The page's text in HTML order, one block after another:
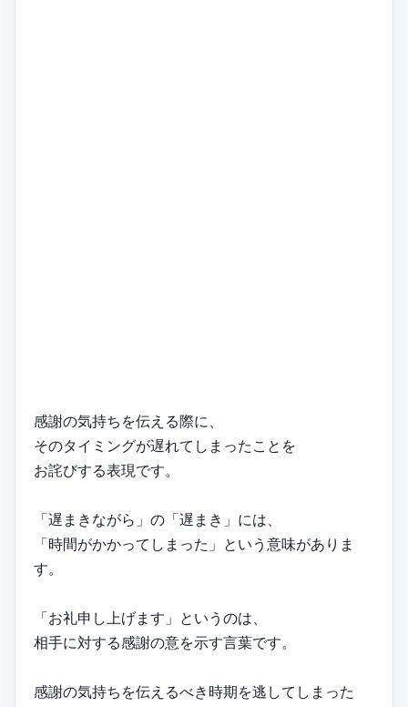
感謝の気持ちを伝える際に、
そのタイミングが遅れてしまったことを
お詫びする表現です。
「遅まきながら」の「遅まき」には、
「時間がかかってしまった」という意味がありま
す。
「お礼申し上げます」というのは、
相手に対する感謝の意を示す言葉です。
感謝の気持ちを伝えるべき時期を逃してしまった